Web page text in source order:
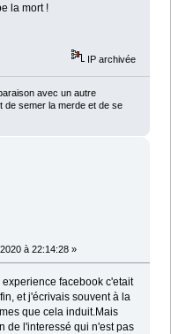
la mort !
IP archivée
avec un autre
de semer la merde et de se
à 22:14:28 »
facebook c'etait
et j'écrivais souvent à la
que cela induit.Mais
de l'interessé qui n'est pas